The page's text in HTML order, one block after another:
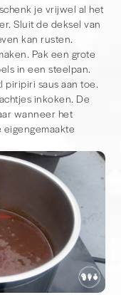
je vrijwel al het
Sluit de deksel van
kan rusten.
Pak een grote
in een steelpan.
piripiri saus aan toe.
inkoken. De
wanneer het